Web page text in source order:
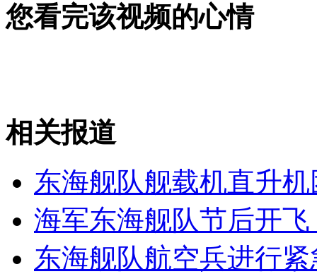
女兵投手榴弹脱手4秒内避险
广州未成年人保护引争议 未满10岁不得独处
山西运城恶犬咬伤多人 警民合力深夜将其击毙
您看完该视频的心情
相关报道
东海舰队舰载机直升
海军东海舰队节后开
东海舰队航空兵进行